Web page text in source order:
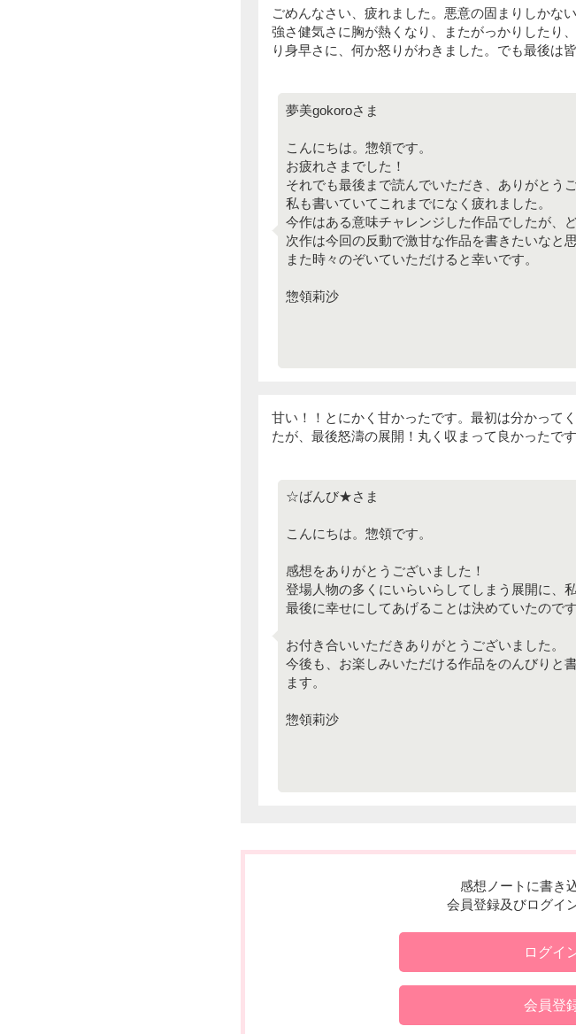
ごめんなさい、疲れました。悪意の固まりしかな
強さ健気さに胸が熱くなり、またがっかりしたり
り身早さに、何か怒りがわきました。でも最後は
夢美gokoroさま
こんにちは。惣領です。
お疲れさまでした！
それでも最後まで読んでいただき、ありがとう
私も書いていてこれまでになく疲れました。
今作はある意味チャレンジした作品でしたが、
次作は今回の反動で激甘な作品を書きたいなと
また時々のぞいていただけると幸いです。
惣領莉沙
甘い！！とにかく甘かったです。最初は分かって
たが、最後怒濤の展開！丸く収まって良かったです
☆ばんび★さま
こんにちは。惣領です。
感想をありがとうございました！
登場人物の多くにいらいらしてしまう展開に、
最後に幸せにしてあげることは決めていたので
お付き合いいただきありがとうございました。
今後も、お楽しみいただける作品をのんびりと
ます。
惣領莉沙
感想ノートに書き
会員登録及びログイ
ログイ
会員登